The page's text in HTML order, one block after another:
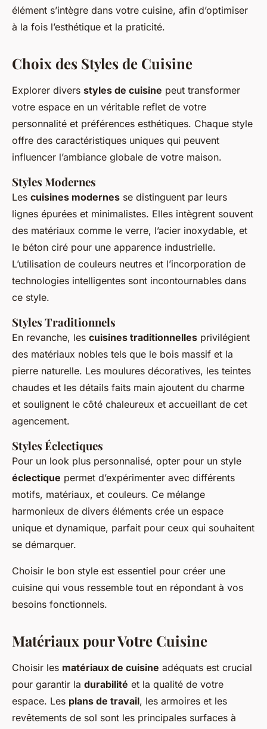
élément s’intègre dans votre cuisine, afin d’optimiser
à la fois l’esthétique et la praticité.
Choix des Styles de Cuisine
Explorer divers styles de cuisine peut transformer
votre espace en un véritable reflet de votre
personnalité et préférences esthétiques. Chaque style
offre des caractéristiques uniques qui peuvent
influencer l’ambiance globale de votre maison.
Styles Modernes
Les cuisines modernes se distinguent par leurs
lignes épurées et minimalistes. Elles intègrent souvent
des matériaux comme le verre, l’acier inoxydable, et
le béton ciré pour une apparence industrielle.
L’utilisation de couleurs neutres et l’incorporation de
technologies intelligentes sont incontournables dans
ce style.
Styles Traditionnels
En revanche, les cuisines traditionnelles privilégient
des matériaux nobles tels que le bois massif et la
pierre naturelle. Les moulures décoratives, les teintes
chaudes et les détails faits main ajoutent du charme
et soulignent le côté chaleureux et accueillant de cet
agencement.
Styles Éclectiques
Pour un look plus personnalisé, opter pour un style
éclectique permet d’expérimenter avec différents
motifs, matériaux, et couleurs. Ce mélange
harmonieux de divers éléments crée un espace
unique et dynamique, parfait pour ceux qui souhaitent
se démarquer.
Choisir le bon style est essentiel pour créer une
cuisine qui vous ressemble tout en répondant à vos
besoins fonctionnels.
Matériaux pour Votre Cuisine
Choisir les matériaux de cuisine adéquats est crucial
pour garantir la durabilité et la qualité de votre
espace. Les plans de travail, les armoires et les
revêtements de sol sont les principales surfaces à